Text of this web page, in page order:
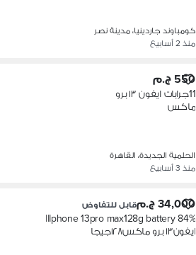
كومباوند جاردينيا، مدينة نصر
منذ 2 أسابيع
550 ج.م
11جرابات ايفون ١٣ برو
ماكس
الحلمية الجديدة، القاهرة
منذ 3 أسابيع
34,000 ج.م قابل للتفاوض
‏Iphone 13pro max128g battery 84%||
ايفون١٣ برو ماكس١٢٨جيجا